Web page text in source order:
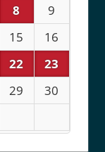
8
9
15
16
22
23
29
30